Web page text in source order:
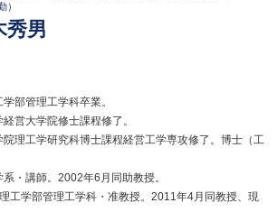
）
秀男
部管理工学科卒業。
営大学院修士課程修了。
理工学研究科博士課程経営工学専攻修了。博士（工
・講師。2002年6月同助教授。
工学部管理工学科・准教授。2011年4月同教授、現